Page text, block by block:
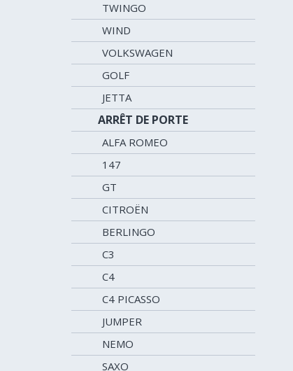
TWINGO
WIND
VOLKSWAGEN
GOLF
JETTA
ARRÊT DE PORTE
ALFA ROMEO
147
GT
CITROËN
BERLINGO
C3
C4
C4 PICASSO
JUMPER
NEMO
SAXO